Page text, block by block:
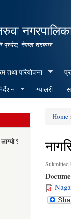
प्रदेश, नेपाल सरकार
तथा परियोजना
ग्यालरी
?
Home
Submitted